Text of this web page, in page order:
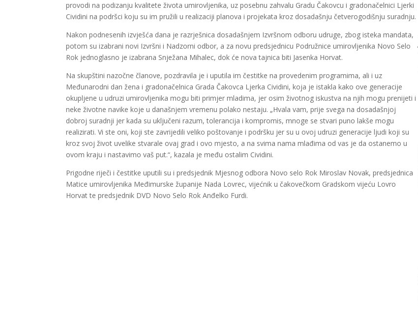
provodi na podizanju kvalitete života umirovljenika, uz posebnu zahvalu Gradu Čakovcu i gradonačelnici Ljerki
Cividini na podršci koju su im pružili u realizaciji planova i projekata kroz dosadašnju četverogodišnju suradnju.
Nakon podnesenih izvješća dana je razrješnica dosadašnjem Izvršnom odboru udruge, zbog isteka mandata,
potom su izabrani novi Izvršni i Nadzorni odbor, a za novu predsjednicu Podružnice umirovljenika Novo Selo
Rok jednoglasno je izabrana Snježana Mihalec, dok će nova tajnica biti Jasenka Horvat.
Na skupštini nazočne članove, pozdravila je i uputila im čestitke na provedenim programima, ali i uz
Međunarodni dan žena i gradonačelnica Grada Čakovca Ljerka Cividini, koja je istakla kako ove generacije
okupljene u udruzi umirovljenika mogu biti primjer mladima, jer osim životnog iskustva na njih mogu prenijeti i
neke životne navike koje u današnjem vremenu polako nestaju. „Hvala vam, prije svega na dosadašnjoj
dobroj suradnji jer kada su uključeni razum, tolerancija i kompromis, mnoge se stvari puno lakše mogu
realizirati. Vi ste oni, koji ste zavrijedili veliko poštovanje i podršku jer su u ovoj udruzi generacije ljudi koji su
kroz svoj život uvelike stvarale ovaj grad i ovo mjesto, a na svima nama mlađima od vas je da ostanemo u
ovom kraju i nastavimo vaš put.“, kazala je među ostalim Cividini.
Prigodne riječi i čestitke uputili su i predsjednik Mjesnog odbora Novo selo Rok Miroslav Novak, predsjednica
Matice umirovljenika Međimurske županije Nada Lovrec, vijećnik u čakovečkom Gradskom vijeću Lovro
Horvat te predsjednik DVD Novo Selo Rok Anđelko Furdi.